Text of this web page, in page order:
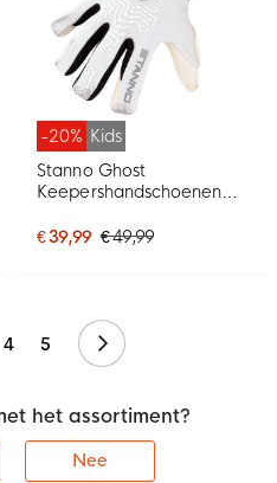
-20% Kids
Stanno Ghost
Keepershandschoenen
€ 39,99 € 49,99
4 5 Volgende
het assortiment?
Nee